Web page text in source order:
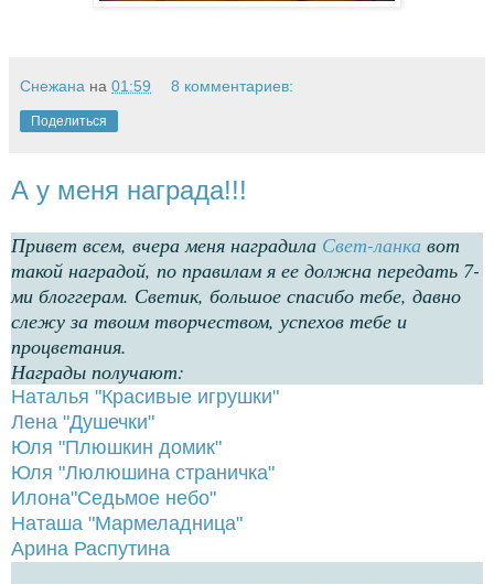
Снежана на 01:59 8 комментариев:
Поделиться
А у меня награда!!!
Привет всем, вчера меня наградила Свет-ланка вот
такой наградой, по правилам я ее должна передать 7-
ми блоггерам. Светик, большое спасибо тебе, давно
слежу за твоим творчеством, успехов тебе и
процветания.
Награды получают:
Наталья "Красивые игрушки"
Лена "Душечки"
Юля "Плюшкин домик"
Юля "Люлюшина страничка"
Илона"Седьмое небо"
Наташа "Мармеладница"
Арина Распутина